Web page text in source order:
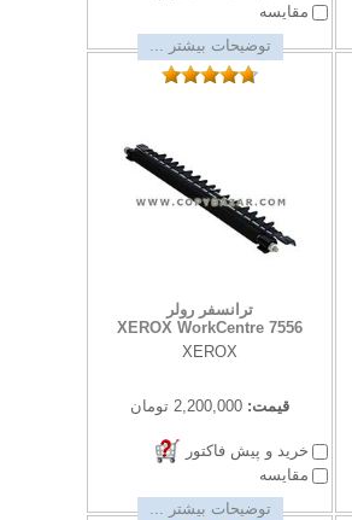
مقایسه
توضیحات بیشتر ...
ترانسفر رولر
XEROX WorkCentre 7556
XEROX
قیمت: 2,200,000 تومان
خرید و پیش فاکتور
مقایسه
توضیحات بیشتر ...